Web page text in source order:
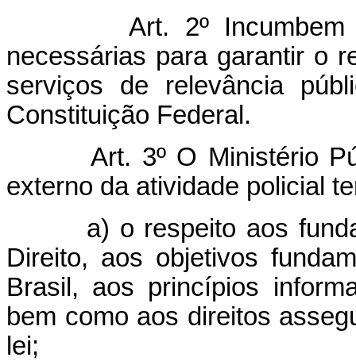
Art. 2º
necessárias para garantir o
serviços de relevância
Constituição Federal.
Art. 3º O Ministério
externo da atividade policial
a) o respeito aos
Direito, aos objetivos
Brasil, aos princípios
bem como aos direitos
lei;